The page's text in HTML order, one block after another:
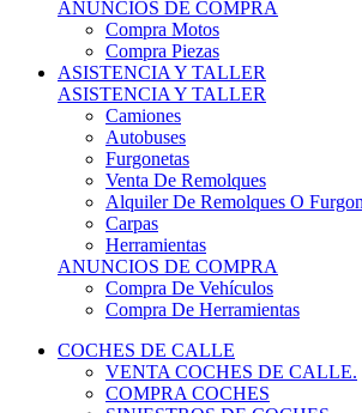
ANUNCIOS DE COMPRA
Compra Motos
Compra Piezas
ASISTENCIA Y TALLER
ASISTENCIA Y TALLER
Camiones
Autobuses
Furgonetas
Venta De Remolques
Alquiler De Remolques O
Carpas
Herramientas
ANUNCIOS DE COMPRA
Compra De Vehículos
Compra De Herramientas
COCHES DE CALLE
VENTA COCHES DE CALLE.
COMPRA COCHES